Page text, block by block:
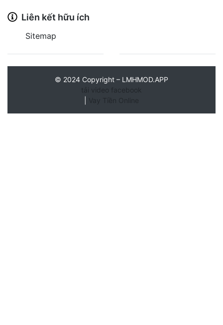
Liên kết hữu ích
Sitemap
© 2024 Copyright – LMHMOD.APP
tải video facebook
Vay Tiền Online